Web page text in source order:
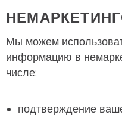
Мы можем
информацию в
числе:
подтверждение